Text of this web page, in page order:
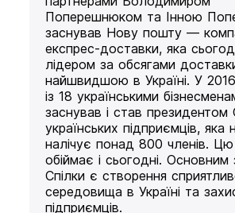
Поперешнюком та Інною
заснував Нову пошту —
експрес-доставки, яка
лідером за обсягами
найшвидшою в Україні. У
із 18 українськими
заснував і став президентом
українських підприємців, яка
налічує понад 800 членів.
обіймає і сьогодні. Основним
Спілки є створення
середовища в Україні та
підприємців.